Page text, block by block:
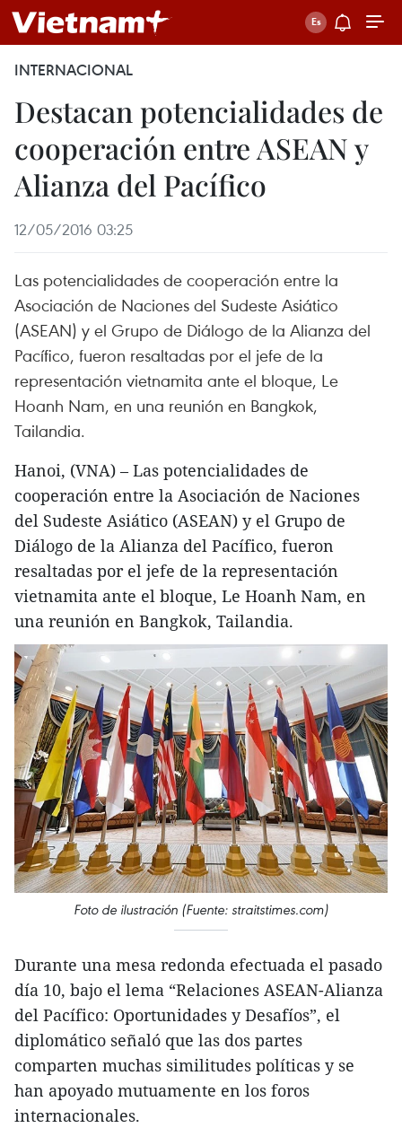
INTERNACIONAL
Destacan potencialidades de
cooperación entre ASEAN y
Alianza del Pacífico
12/05/2016 03:25
Las potencialidades de cooperación entre la
Asociación de Naciones del Sudeste Asiático
(ASEAN) y el Grupo de Diálogo de la Alianza del
Pacífico, fueron resaltadas por el jefe de la
representación vietnamita ante el bloque, Le
Hoanh Nam, en una reunión en Bangkok,
Tailandia.
Hanoi, (VNA) – Las potencialidades de
cooperación entre la Asociación de Naciones
del Sudeste Asiático (ASEAN) y el Grupo de
Diálogo de la Alianza del Pacífico, fueron
resaltadas por el jefe de la representación
vietnamita ante el bloque, Le Hoanh Nam, en
una reunión en Bangkok, Tailandia.
Foto de ilustración (Fuente: straitstimes.com)
Durante una mesa redonda efectuada el pasado
día 10, bajo el lema “Relaciones ASEAN-Alianza
del Pacífico: Oportunidades y Desafíos”, el
diplomático señaló que las dos partes
comparten muchas similitudes políticas y se
han apoyado mutuamente en los foros
internacionales.